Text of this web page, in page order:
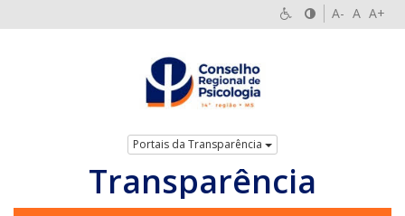
A- A A+
Portais da Transparência
Transparência